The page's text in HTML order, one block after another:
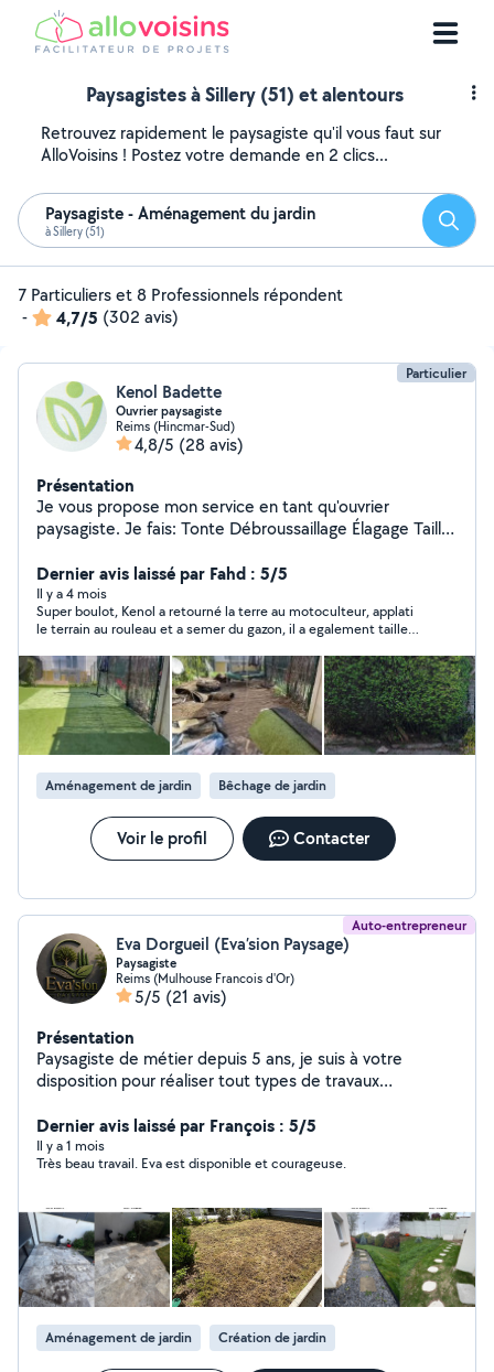
Paysagistes à Sillery (51) et alentours
Retrouvez rapidement le paysagiste qu'il vous faut sur
AlloVoisins ! Postez votre demande en 2 clics...
Paysagiste - Aménagement du jardin
à Sillery (51)
7 Particuliers et 8 Professionnels répondent
-
4,7/5 (302 avis)
Particulier
Kenol Badette
Ouvrier paysagiste
Reims (Hincmar-Sud)
4,8/5 (28 avis)
Présentation
Je vous propose mon service en tant qu'ouvrier
paysagiste. Je fais: Tonte Débroussaillage Élagage Taille
Dernier avis laissé par Fahd : 5/5
Il y a 4 mois
Super boulot, Kenol a retourné la terre au motoculteur, applati
le terrain au rouleau et a semer du gazon, il a egalement tailler
bon rapport qualité prix !
Aménagement de jardin Bêchage de jardin
Voir le profil Contacter
Auto-entrepreneur
Eva Dorgueil (Eva’sion Paysage)
Paysagiste
Reims (Mulhouse Francois d'Or)
5/5 (21 avis)
Présentation
Paysagiste de métier depuis 5 ans, je suis à votre
disposition pour réaliser tout types de travaux
Dernier avis laissé par François : 5/5
Il y a 1 mois
Très beau travail. Eva est disponible et courageuse.
Aménagement de jardin Création de jardin